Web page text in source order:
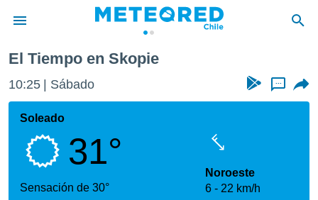
de
por
que se
calidad.
a este
las
El Tiempo en Skopie
10:25 Sábado ...
Soleado
31°
Sensación de 30°
Noroeste
6
22 km/h